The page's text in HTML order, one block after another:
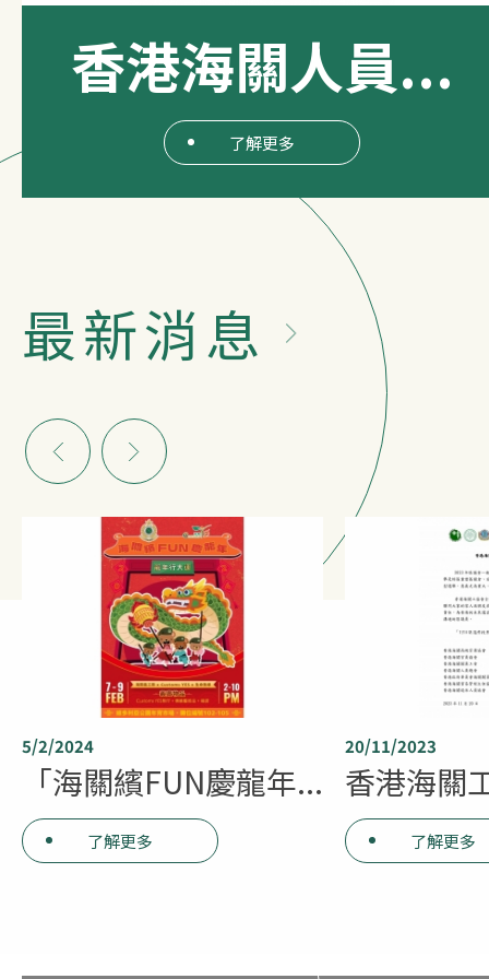
香港海關人員...
了解更多
最新消息
5/2/2024
「海關繽FUN慶龍年...
了解更多
20/11/2023
香港海關
了解更多